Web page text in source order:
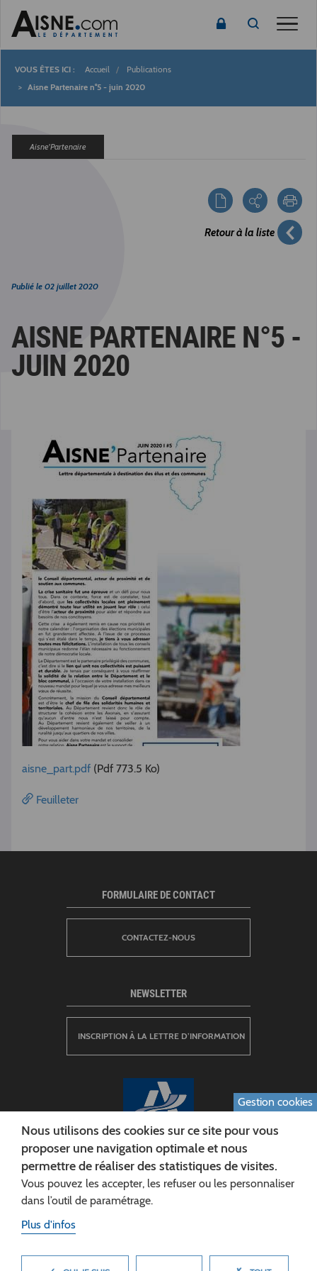
Fil
Accueil
Publications
Aisne Partenaire n°5 - juin 2020
Aisne'Partenaire
Retour à la liste
Publié le 02 juillet 2020
AISNE PARTENAIRE N°5 -
JUIN 2020
aisne_part.pdf (Pdf 773.5 Ko)
Feuilleter
CONSEIL DÉPARTEMENTAL DE L'AISNE
Siège :
FORMULAIRE DE CONTACT
CONTACTEZ-NOUS
NEWSLETTER
INSCRIPTION À LA LETTRE D’INFORMATION
Gestion cookies
Nous utilisons des cookies sur ce site pour vous
proposer une navigation optimale et nous
permettre de réaliser des statistiques de visites.
Vous pouvez les accepter, les refuser ou les personnaliser
dans l’outil de paramétrage.
Plus d'infos